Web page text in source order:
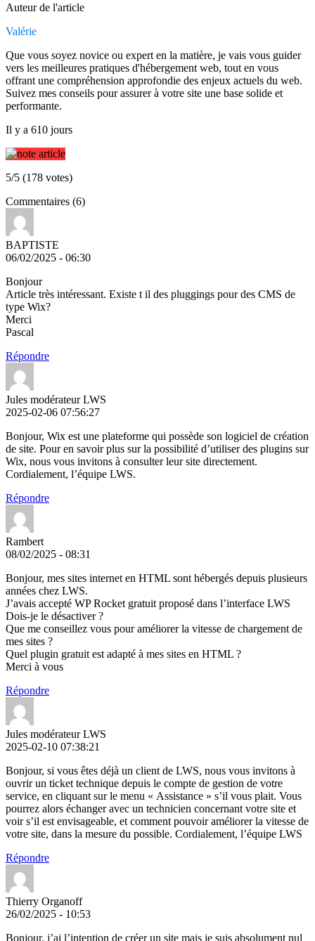
Auteur de l'article
Valérie
Que vous soyez novice ou expert en la matière, je vais vous guider
vers les meilleures pratiques d'hébergement web, tout en vous
offrant une compréhension approfondie des enjeux actuels du web.
Suivez mes conseils pour assurer à votre site une base solide et
performante.
Il y a 610 jours
5/5 (178 votes)
Commentaires (6)
BAPTISTE
06/02/2025 - 06:30
Bonjour
Article très intéressant. Existe t il des pluggings pour des CMS de
type Wix?
Merci
Pascal
Répondre
Jules modérateur LWS
2025-02-06 07:56:27
Bonjour, Wix est une plateforme qui possède son logiciel de création
de site. Pour en savoir plus sur la possibilité d’utiliser des plugins sur
Wix, nous vous invitons à consulter leur site directement.
Cordialement, l’équipe LWS.
Répondre
Rambert
08/02/2025 - 08:31
Bonjour, mes sites internet en HTML sont hébergés depuis plusieurs
années chez LWS.
J’avais accepté WP Rocket gratuit proposé dans l’interface LWS
Dois-je le désactiver ?
Que me conseillez vous pour améliorer la vitesse de chargement de
mes sites ?
Quel plugin gratuit est adapté à mes sites en HTML ?
Merci à vous
Répondre
Jules modérateur LWS
2025-02-10 07:38:21
Bonjour, si vous êtes déjà un client de LWS, nous vous invitons à
ouvrir un ticket technique depuis le compte de gestion de votre
service, en cliquant sur le menu « Assistance » s’il vous plait. Vous
pourrez alors échanger avec un technicien concernant votre site et
voir s’il est envisageable, et comment pouvoir améliorer la vitesse de
votre site, dans la mesure du possible. Cordialement, l’équipe LWS
Répondre
Thierry Organoff
26/02/2025 - 10:53
Bonjour, j’ai l’intention de créer un site mais je suis absolument nul